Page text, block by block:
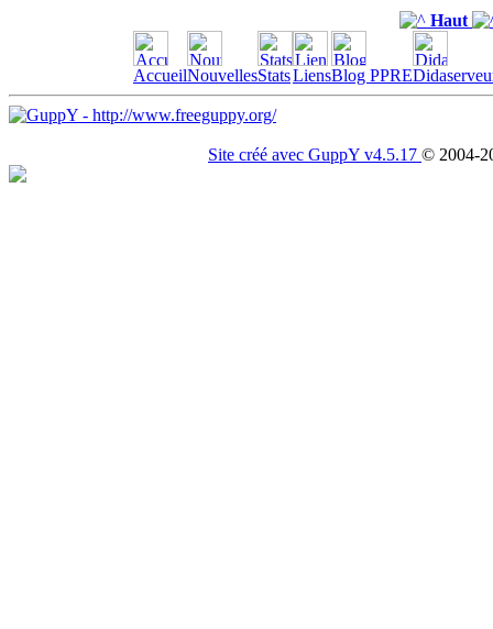
Haut
AccueilNouvellesStatsLiensBlog PPRE
Site créé avec GuppY v4.5.17 © 2004-